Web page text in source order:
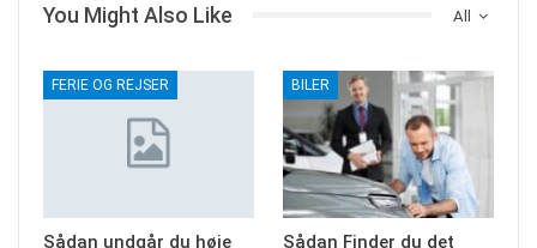
All
You Might Also Like
FERIE OG REJSER
Sådan undgår du høje
BILER
Sådan Finder du det